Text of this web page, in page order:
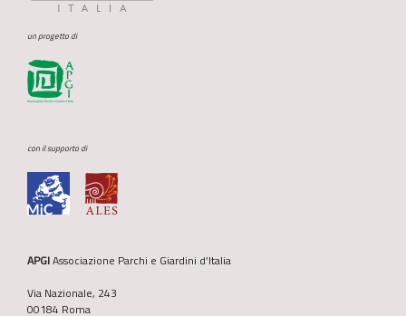
un progetto di
con il supporto di
APGIAssociazione Parchi e Giardini d’Italia
Via Nazionale, 243
00184 Roma